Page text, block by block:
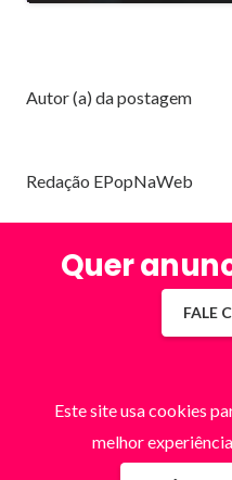
Autor (a) da postagem
Redação EPopNaWeb
Quer
FALE
Este site usa cookies
melhor